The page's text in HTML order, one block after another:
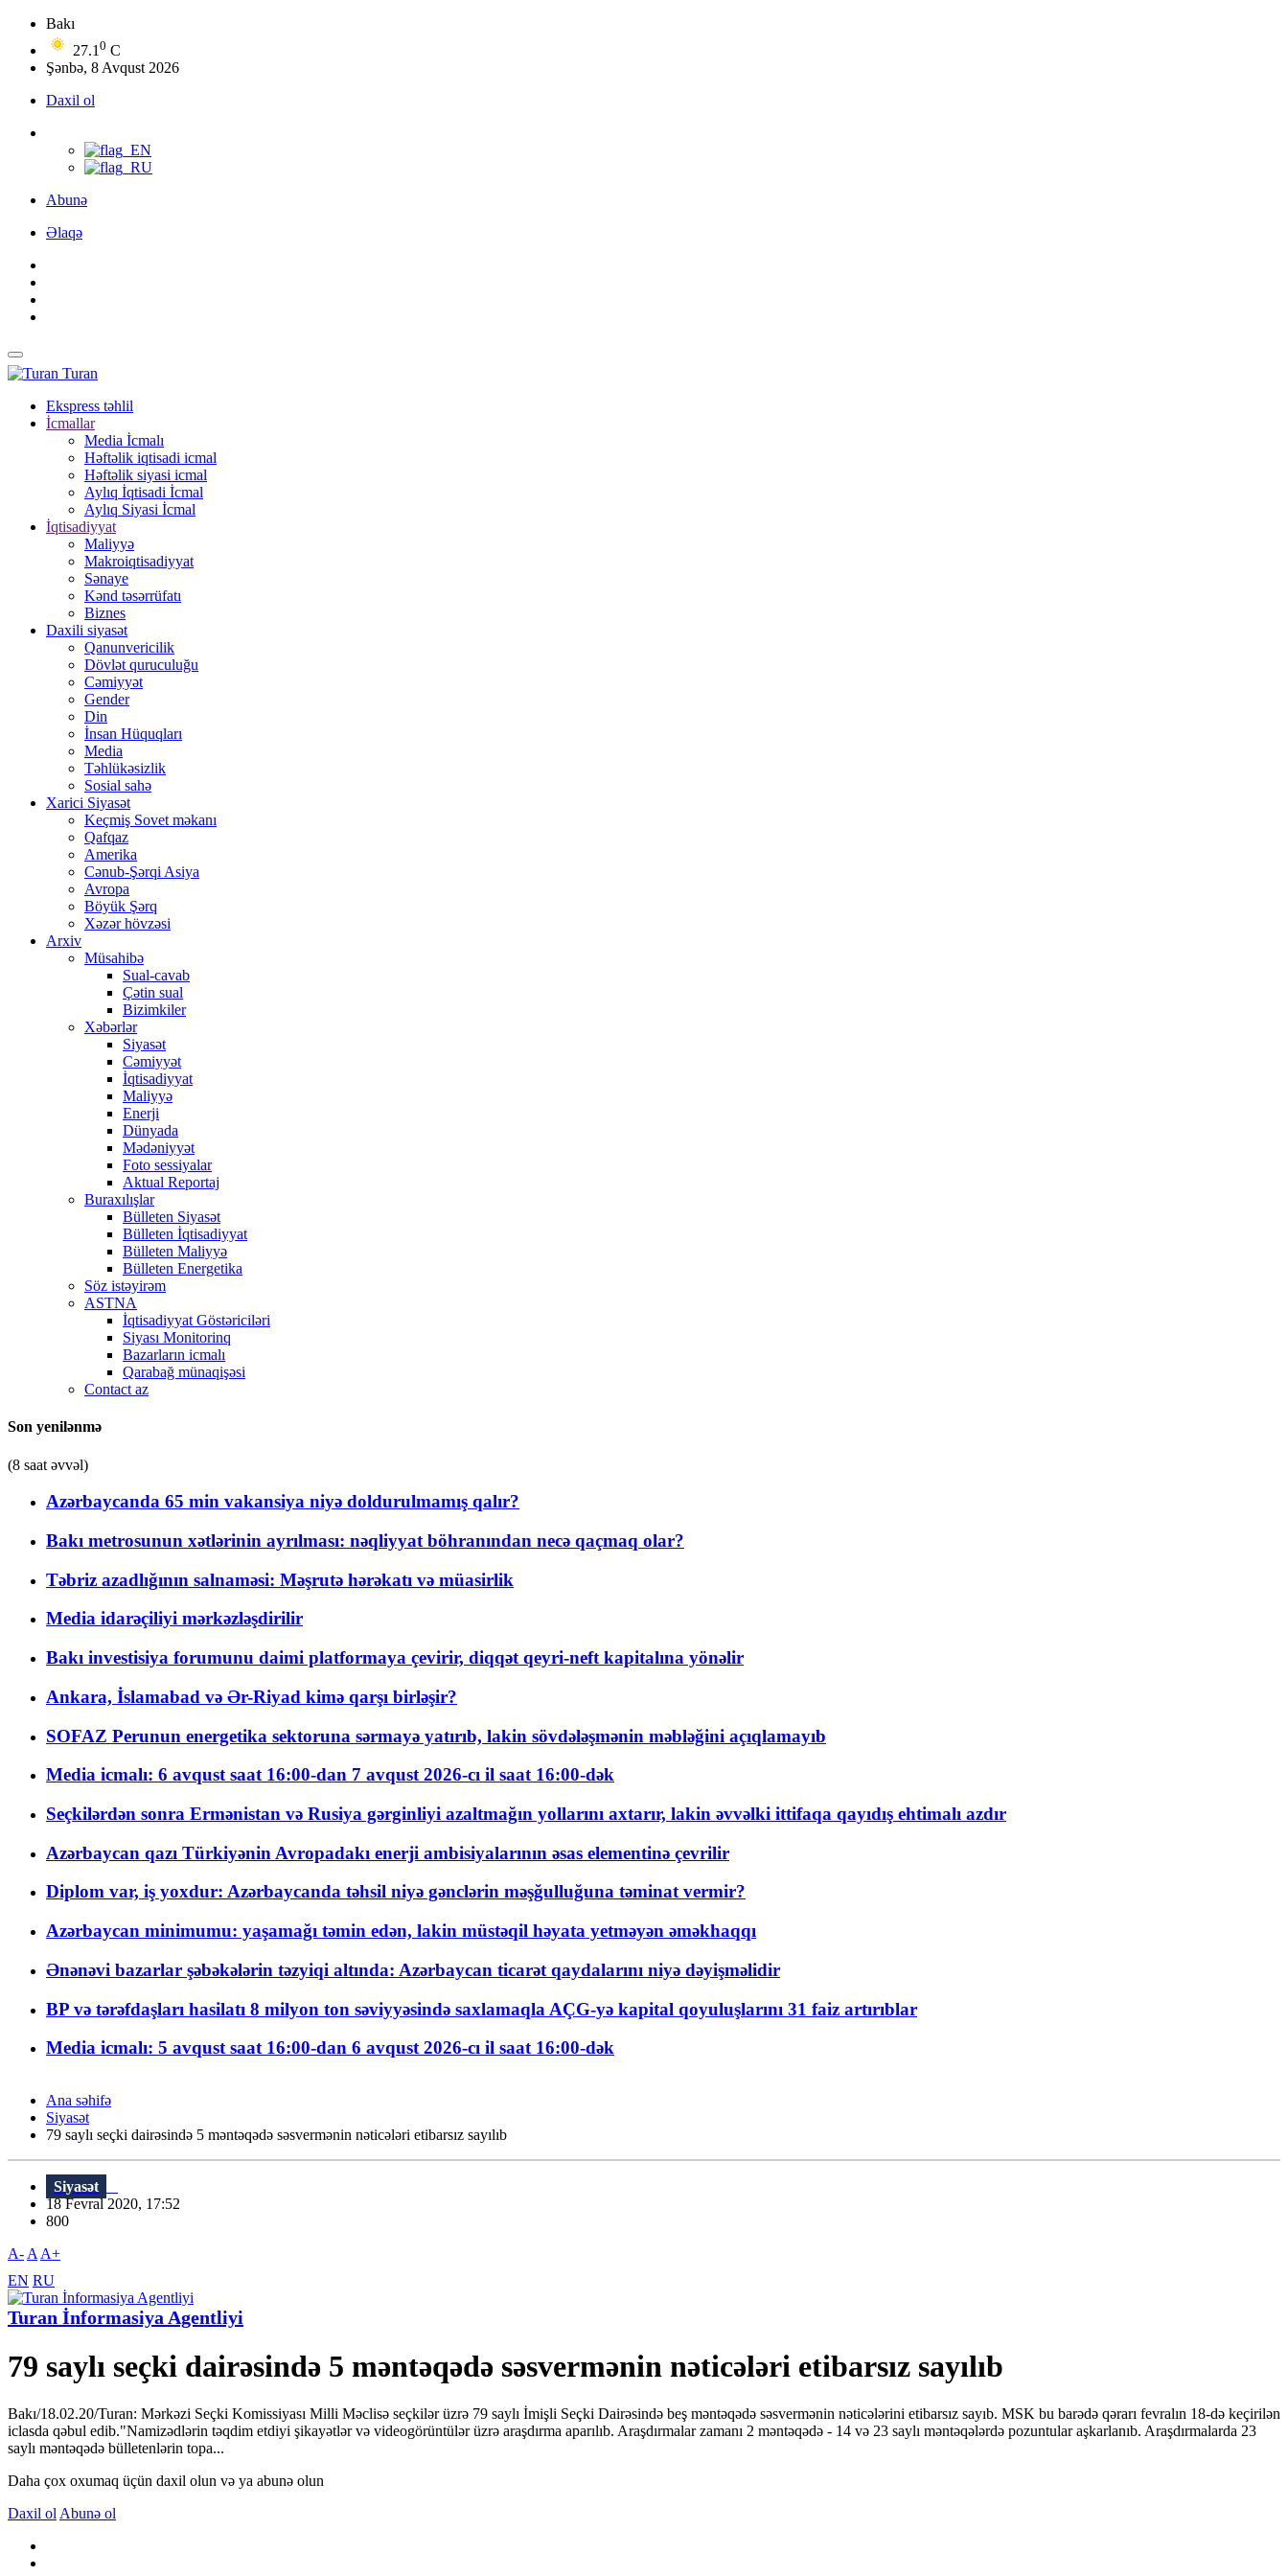
Bakı
27.1 0 C
Şənbə, 8 Avqust 2026
Daxil ol
Abunə
Əlaqə
Turan
Ekspress təhlil
İcmallar
Media İcmalı
Həftəlik iqtisadi icmal
Həftəlik siyasi icmal
Aylıq İqtisadi İcmal
Aylıq Siyasi İcmal
İqtisadiyyat
Maliyyə
Makroiqtisadiyyat
Sənaye
Kənd təsərrüfatı
Biznes
Daxili siyasət
Qanunvericilik
Dövlət quruculuğu
Cəmiyyət
Gender
Din
İnsan Hüquqları
Media
Təhlükəsizlik
Sosial sahə
Xarici Siyasət
Keçmiş Sovet məkanı
Qafqaz
Amerika
Cənub-Şərqi Asiya
Avropa
Böyük Şərq
Xəzər hövzəsi
Arxiv
Müsahibə
Sual-cavab
Çətin sual
Bizimkiler
Xəbərlər
Siyasət
Cəmiyyət
İqtisadiyyat
Maliyyə
Enerji
Dünyada
Mədəniyyət
Foto sessiyalar
Aktual Reportaj
Buraxılışlar
Bülleten Siyasət
Bülleten İqtisadiyyat
Bülleten Maliyyə
Bülleten Energetika
Söz istəyirəm
ASTNA
İqtisadiyyat Göstəriciləri
Siyası Monitorinq
Bazarların icmalı
Qarabağ münaqişəsi
Contact az
Son yenilənmə
(8 saat əvvəl)
Azərbaycanda 65 min vakansiya niyə doldurulmamış qalır?
Bakı metrosunun xətlərinin ayrılması: nəqliyyat böhranından necə qaçmaq olar?
Təbriz azadlığının salnaməsi: Məşrutə hərəkatı və müasirlik
Media idarəçiliyi mərkəzləşdirilir
Bakı investisiya forumunu daimi platformaya çevirir, diqqət qeyri-neft kapitalına yönəlir
Ankara, İslamabad və Ər-Riyad kimə qarşı birləşir?
SOFAZ Perunun energetika sektoruna sərmayə yatırıb, lakin sövdələşmənin məbləğini açıqlamayıb
Media icmalı: 6 avqust saat 16:00-dan 7 avqust 2026-cı il saat 16:00-dək
Seçkilərdən sonra Ermənistan və Rusiya gərginliyi azaltmağın yollarını axtarır, lakin əvvəlki ittifaqa qayıdış ehtimalı azdır
Azərbaycan qazı Türkiyənin Avropadakı enerji ambisiyalarının əsas elementinə çevrilir
Diplom var, iş yoxdur: Azərbaycanda təhsil niyə gənclərin məşğulluğuna təminat vermir?
Azərbaycan minimumu: yaşamağı təmin edən, lakin müstəqil həyata yetməyən əməkhaqqı
Ənənəvi bazarlar şəbəkələrin təzyiqi altında: Azərbaycan ticarət qaydalarını niyə dəyişməlidir
BP və tərəfdaşları hasilatı 8 milyon ton səviyyəsində saxlamaqla AÇG-yə kapital qoyuluşlarını 31 faiz artırıblar
Media icmalı: 5 avqust saat 16:00-dan 6 avqust 2026-cı il saat 16:00-dək
Ana səhifə
Siyasət
79 saylı seçki dairəsində 5 məntəqədə səsvermənin nəticələri etibarsız sayılıb
Siyasət
18 Fevral 2020, 17:52
800
A- A A+
EN RU
Turan İnformasiya Agentliyi
79 saylı seçki dairəsində 5 məntəqədə səsvermənin nəticələri etibarsız sayılıb
Bakı/18.02.20/Turan: Mərkəzi Seçki Komissiyası Milli Məclisə seçkilər üzrə 79 saylı İmişli Seçki Dairəsində beş məntəqədə səsvermənin nəticələrini etibarsız sayıb. MSK bu barədə qərarı fevralın 18-də keçirilən
iclasda qəbul edib."Namizədlərin təqdim etdiyi şikayətlər və videogörüntülər üzrə araşdırma aparılıb. Araşdırmalar zamanı 2 məntəqədə - 14 və 23 saylı məntəqələrdə pozuntular aşkarlanıb. Araşdırmalarda 23
saylı məntəqədə bülletenlərin topa...
Daha çox oxumaq üçün daxil olun və ya abunə olun
Daxil ol Abunə ol